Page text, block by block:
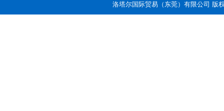
洛塔尔国际贸易（东莞）有限公司 版